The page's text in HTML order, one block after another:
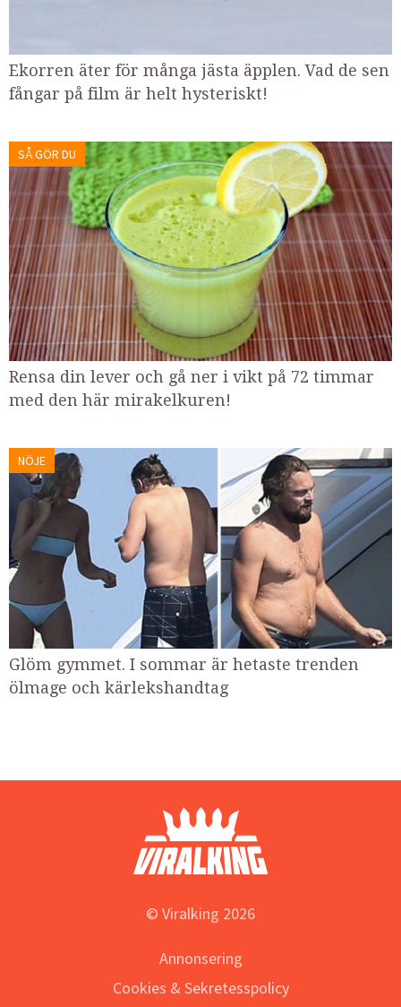
Ekorren äter för många jästa äpplen. Vad de sen
fångar på film är helt hysteriskt!
SÅ GÖR DU
Rensa din lever och gå ner i vikt på 72 timmar
med den här mirakelkuren!
NÖJE
Glöm gymmet. I sommar är hetaste trenden
ölmage och kärlekshandtag
© Viralking 2026
Annonsering
Cookies & Sekretesspolicy